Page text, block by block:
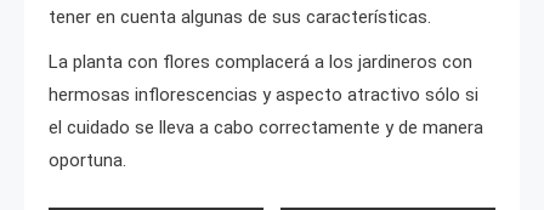
tener en cuenta algunas de sus características.
La planta con flores complacerá a los jardineros con
hermosas inflorescencias y aspecto atractivo sólo si
el cuidado se lleva a cabo correctamente y de manera
oportuna.